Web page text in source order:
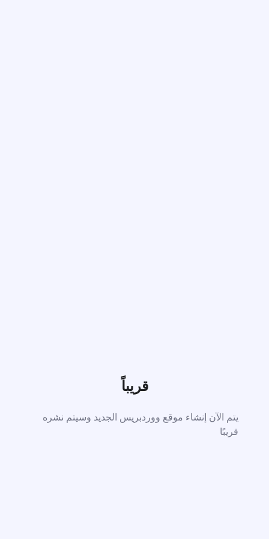
قريباً
يتم الآن إنشاء موقع ووردبريس الجديد وسيتم نشره
قريبًا